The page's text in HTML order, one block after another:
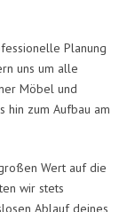
Planung
uns um alle
Möbel und
hin zum Aufbau am
Wert auf die
wir stets
Ablauf deines